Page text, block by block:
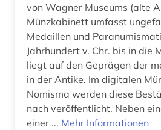
auschwitz-prozess (1)
ausgrabung (2)
aussprache (2)
ausstellung (4)
Schweden (82)
Schweiz (22)
Skandinavien (2)
Slowakei (3)
von Wagner Museums (alte
Münzkabinett umfasst
Medaillen und
Jahrhundert v. Chr. bis in die
liegt auf den Geprägen der
in der Antike. Im digitalen
Nomisma werden diese
nach veröffentlicht. Neben
einer ... Mehr Informationen